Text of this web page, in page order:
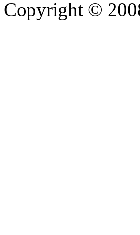
Copyright ©